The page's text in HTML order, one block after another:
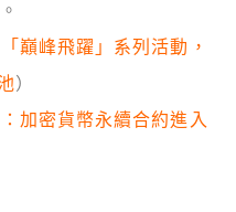
巔峰飛躍」系列活動，
）
加密貨幣永續合約進入